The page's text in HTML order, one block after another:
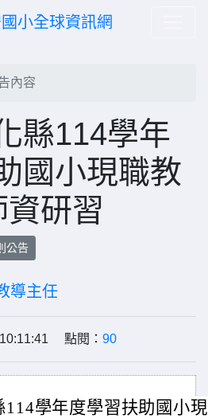
小全球資訊網
內容
縣114學年
國小現職教
研習
公告
導主任
點閱： 90
114學年度學習扶助國小